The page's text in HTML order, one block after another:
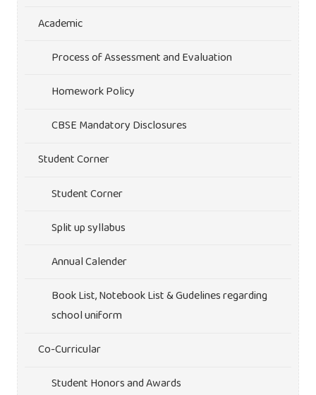
Academic
Process of Assessment and Evaluation
Homework Policy
CBSE Mandatory Disclosures
Student Corner
Student Corner
Split up syllabus
Annual Calender
Book List, Notebook List & Gudelines regarding
school uniform
Co-Curricular
Student Honors and Awards